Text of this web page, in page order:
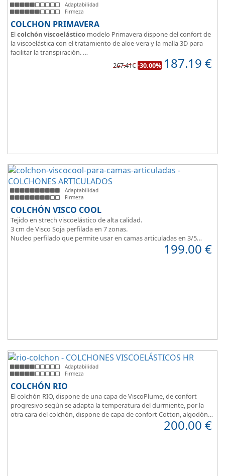
Adaptabilidad
Firmeza
COLCHON PRIMAVERA
Elcolchón viscoelástico modelo Primavera dispone del confort de
la viscoelástica con el tratamiento de aloe-vera y la malla 3D para
facilitar la transpiración.
Según medida del colchón estamos hablando tanto de un colchón
267.41€ -30.00% 187.19 €
Adaptabilidad
Firmeza
COLCHÓN VISCO COOL
Tejido en strech viscoelástico de alta calidad.
3 cm de Visco Soja perfilada en 7 zonas.
Nucleo perfilado que permite usar en camas articuladas en 3/5
199.00 €
Adaptabilidad
Firmeza
COLCHÓN RIO
El colchón RIO, dispone de una capa de ViscoPlume, de confort
progresivo según se adapta la temperatura del durmiente, por la
otra cara del colchón, dispone de capa de confort Cotton, algodón
100% que brinda una sensación de confort inmediata.200.00 €